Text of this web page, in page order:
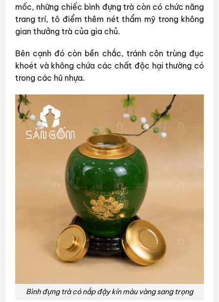
mốc, những chiếc bình đựng trà còn có chức năng
trang trí, tô điểm thêm nét thẩm mỹ trong không
gian thưởng trà của gia chủ.
Bên cạnh đó còn bền chắc, tránh côn trùng đục
khoét và không chứa các chất độc hại thường có
trong các hũ nhựa.
Bình đựng trà có nắp đậy kín màu vàng sang trọng